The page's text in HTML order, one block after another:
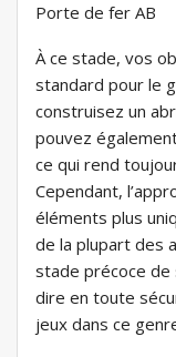
Porte de fer AB
À ce stade, vos
standard pour le
construisez un
pouvez
ce qui rend
Cependant,
éléments plus
de la plupart des
stade précoce de
dire en toute
jeux dans ce